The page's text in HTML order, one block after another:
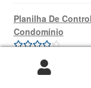
original
era:
R$49,90.
é:
Planilha De
Condomínio
de 5
69,99
preço
Pesquisar
Pesquisar